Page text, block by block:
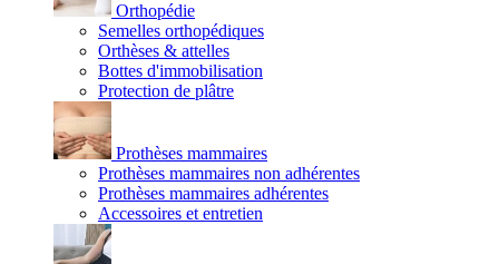
Orthopédie
Semelles orthopédiques
Orthèses & attelles
Bottes d'immobilisation
Protection de plâtre
Prothèses mammaires
Prothèses mammaires non adhérentes
Prothèses mammaires adhérentes
Accessoires et entretien